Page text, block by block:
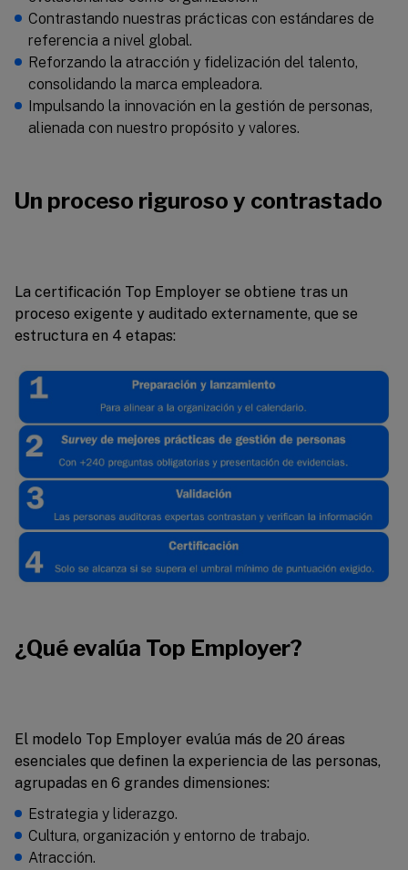
Contrastando nuestras prácticas con estándares de
referencia a nivel global.
Reforzando la atracción y fidelización del talento,
consolidando la marca empleadora.
Impulsando la innovación en la gestión de personas,
alienada con nuestro propósito y valores.
Un proceso riguroso y contrastado
La certificación Top Employer se obtiene tras un
proceso exigente y auditado externamente, que se
estructura en 4 etapas:
¿Qué evalúa Top Employer?
El modelo Top Employer evalúa más de 20 áreas
esenciales que definen la experiencia de las personas,
agrupadas en 6 grandes dimensiones:
Estrategia y liderazgo.
Cultura, organización y entorno de trabajo.
Atracción.